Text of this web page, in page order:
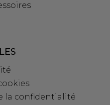
la confidentialité